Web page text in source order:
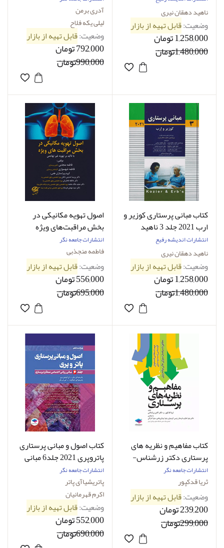
ناهید دهقان نیری
وضعیت:قابل تهیه از بازار
1,258,000 تومان
1,480,000تومان
دکتر لیلی یکه فلاح
آدری برمن
لیلی یکه فلاح
وضعیت:قابل تهیه از بازار
792,000 تومان
990,000تومان
کتاب مبانی پرستاری کوزیر و
ارب 2021 جلد 3 ناهید
دهقان نیری
انتشارات اندیشه رفیع
ناهید دهقان نیری
وضعیت:قابل تهیه از بازار
1,258,000 تومان
1,480,000تومان
اصول تهویه مکانیکی در
بخش مراقبت‌های ویژه
فاطمه منجذبی-نویسنده
فاطمه منجذبی
انتشارات جامعه نگر
فاطمه منجذبی
وضعیت:قابل تهیه از بازار
556,000 تومان
695,000تومان
کتاب مفاهیم و نظریه های
پرستاری دکتر زرشناس-
نویسنده ثریا قدکپور
انتشارات جامعه نگر
ثریا قدکپور
وضعیت:قابل تهیه از بازار
239,200 تومان
299,000تومان
کتاب اصول و مبانی پرستاری
پاتروپری 2021 جلد6 مبانی
روانی اجتماعی عملکرد
پرستاری-نویسنده
پاتریشیاآی پاتر-مترجم دکتر
اکرم قهرمانیان
انتشارات جامعه نگر
پاتریشیاآی پاتر
اکرم قهرمانیان
وضعیت:قابل تهیه از بازار
552,000 تومان
690,000تومان